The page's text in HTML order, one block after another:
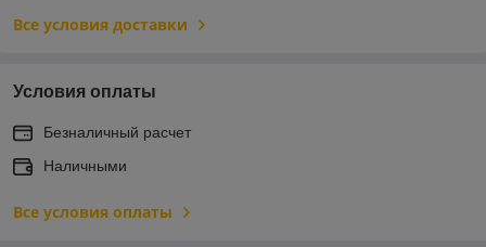
Все условия доставки
Условия оплаты
Безналичный расчет
Наличными
Все условия оплаты